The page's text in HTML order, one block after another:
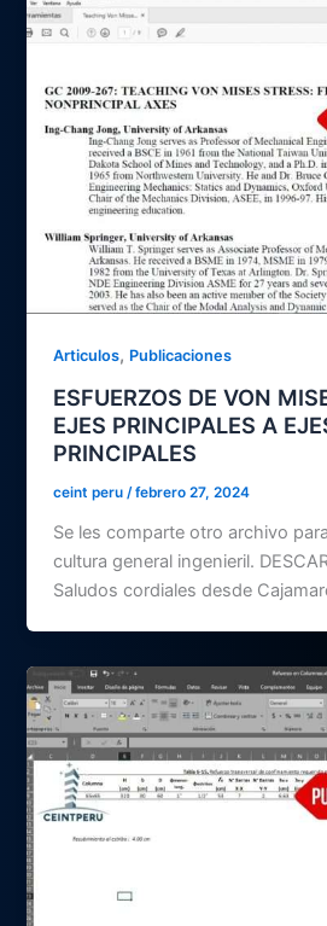
Articulos, Publicaciones
ESFUERZOS DE VON
EJES PRINCIPALES A
PRINCIPALES
ceint peru/febrero 27, 2024
Se les comparte otro archivo
cultura general ingenieril.
Saludos cordiales desde